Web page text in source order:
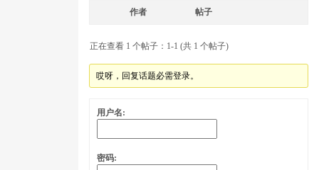
作者 帖子
正在查看 1 个帖子：1-1 (共 1 个帖子)
哎呀，回复话题必需登录。
用户名:
密码: